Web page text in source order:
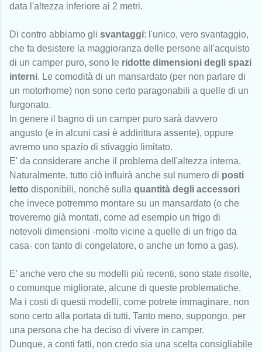
data l'altezza inferiore ai 2 metri.
Di contro abbiamo gli svantaggi: l'unico, vero svantaggio,
che fa desistere la maggioranza delle persone all'acquisto
di un camper puro, sono le ridotte dimensioni degli spazi
interni. Le comodità di un mansardato (per non parlare di
un motorhome) non sono certo paragonabili a quelle di un
furgonato.
In genere il bagno di un camper puro sarà davvero
angusto (e in alcuni casi è addirittura assente), oppure
avremo uno spazio di stivaggio limitato.
E' da considerare anche il problema dell'altezza interna.
Naturalmente, tutto ciò influirà anche sul numero di posti
letto disponibili, nonché sulla quantità degli accessori
che invece potremmo montare su un mansardato (o che
troveremo già montati, come ad esempio un frigo di
notevoli dimensioni -molto vicine a quelle di un frigo da
casa- con tanto di congelatore, o anche un forno a gas).
E' anche vero che su modelli più recenti, sono state risolte,
o comunque migliorate, alcune di queste problematiche.
Ma i costi di questi modelli, come potrete immaginare, non
sono certo alla portata di tutti. Tanto meno, suppongo, per
una persona che ha deciso di vivere in camper.
Dunque, a conti fatti, non credo sia una scelta consigliabile